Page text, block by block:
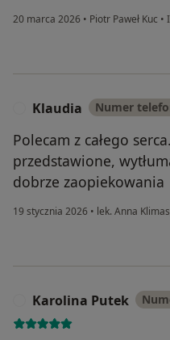
20 marca 2026 • Piotr Paweł Kuc •
Klaudia Numer
Polecam z całego
przedstawione,
dobrze zaopiekowania
19 stycznia 2026 • lek. Anna Klimas
Karolina Putek